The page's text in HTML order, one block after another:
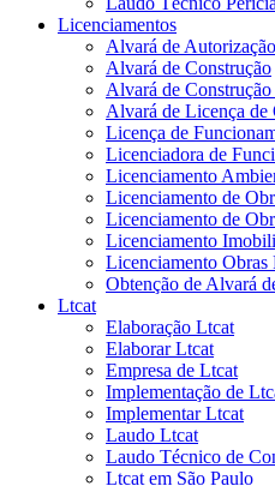
Licenciamentos
Alvará de
Alvará de Construção
Alvará de Construção
Alvará de Licença de
Licença de
Licenciadora de
Licenciamento
Licenciamento de
Licenciamento de
Licenciamento
Licenciamento Obras
Obtenção de Alvará
Ltcat
Elaboração Ltcat
Elaborar Ltcat
Empresa de Ltcat
Implementação de
Implementar Ltcat
Laudo Ltcat
Laudo Técnico de
Ltcat em São Paulo